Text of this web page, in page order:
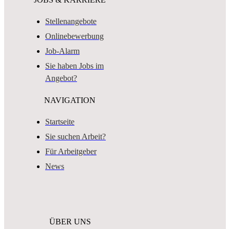
Stellenangebote
Onlinebewerbung
Job-Alarm
Sie haben Jobs im
Angebot?
NAVIGATION
Startseite
Sie suchen Arbeit?
Für Arbeitgeber
News
ÜBER UNS